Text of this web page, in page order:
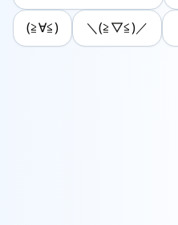
(≧∀≦) ＼(≧▽≦)／